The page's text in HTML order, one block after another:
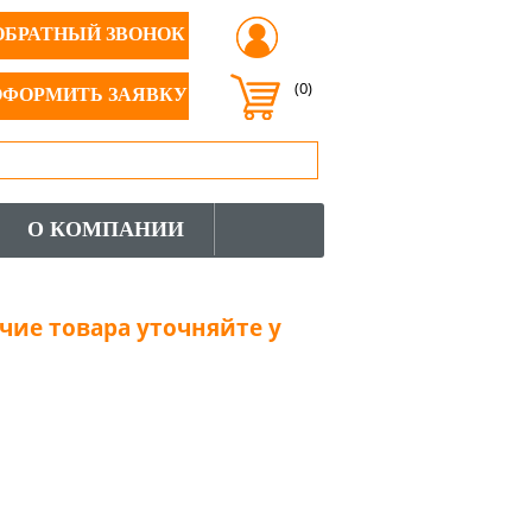
О КОМПАНИИ
ЗВОНОК
ЗАЯВКУ (0)
товара уточняйте у